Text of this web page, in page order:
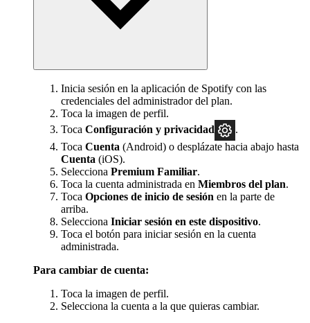
Inicia sesión en la aplicación de Spotify con las
credenciales del administrador del plan.
Toca la imagen de perfil.
Toca Configuración y privacidad
.
Toca Cuenta (Android) o desplázate hacia abajo hasta
Cuenta (iOS).
Selecciona Premium Familiar.
Toca la cuenta administrada en Miembros del plan.
Toca Opciones de inicio de sesión en la parte de
arriba.
Selecciona Iniciar sesión en este dispositivo.
Toca el botón para iniciar sesión en la cuenta
administrada.
Para cambiar de cuenta:
Toca la imagen de perfil.
Selecciona la cuenta a la que quieras cambiar.